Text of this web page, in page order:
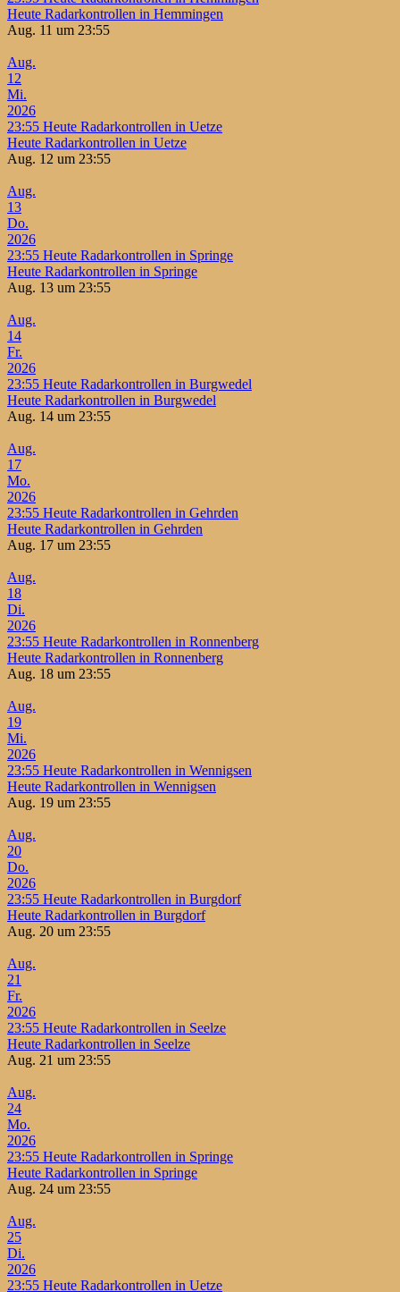
Heute Radarkontrollen in Hemmingen
Aug. 11 um 23:55
Aug.
12
Mi.
2026
23:55 Heute Radarkontrollen in Uetze
Heute Radarkontrollen in Uetze
Aug. 12 um 23:55
Aug.
13
Do.
2026
23:55 Heute Radarkontrollen in Springe
Heute Radarkontrollen in Springe
Aug. 13 um 23:55
Aug.
14
Fr.
2026
23:55 Heute Radarkontrollen in Burgwedel
Heute Radarkontrollen in Burgwedel
Aug. 14 um 23:55
Aug.
17
Mo.
2026
23:55 Heute Radarkontrollen in Gehrden
Heute Radarkontrollen in Gehrden
Aug. 17 um 23:55
Aug.
18
Di.
2026
23:55 Heute Radarkontrollen in Ronnenberg
Heute Radarkontrollen in Ronnenberg
Aug. 18 um 23:55
Aug.
19
Mi.
2026
23:55 Heute Radarkontrollen in Wennigsen
Heute Radarkontrollen in Wennigsen
Aug. 19 um 23:55
Aug.
20
Do.
2026
23:55 Heute Radarkontrollen in Burgdorf
Heute Radarkontrollen in Burgdorf
Aug. 20 um 23:55
Aug.
21
Fr.
2026
23:55 Heute Radarkontrollen in Seelze
Heute Radarkontrollen in Seelze
Aug. 21 um 23:55
Aug.
24
Mo.
2026
23:55 Heute Radarkontrollen in Springe
Heute Radarkontrollen in Springe
Aug. 24 um 23:55
Aug.
25
Di.
2026
23:55 Heute Radarkontrollen in Uetze